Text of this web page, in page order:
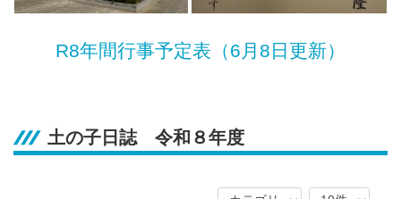
R8年間行事予定表（6月8日更新）
土の子日誌 令和８年度